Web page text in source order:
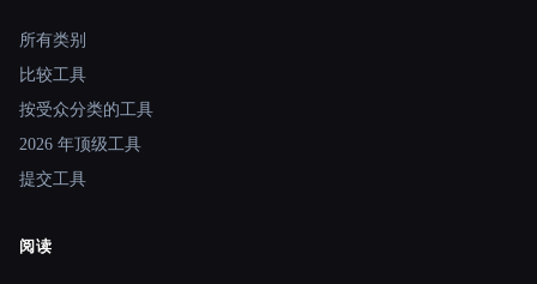
所有类别
比较工具
按受众分类的工具
2026 年顶级工具
提交工具
阅读